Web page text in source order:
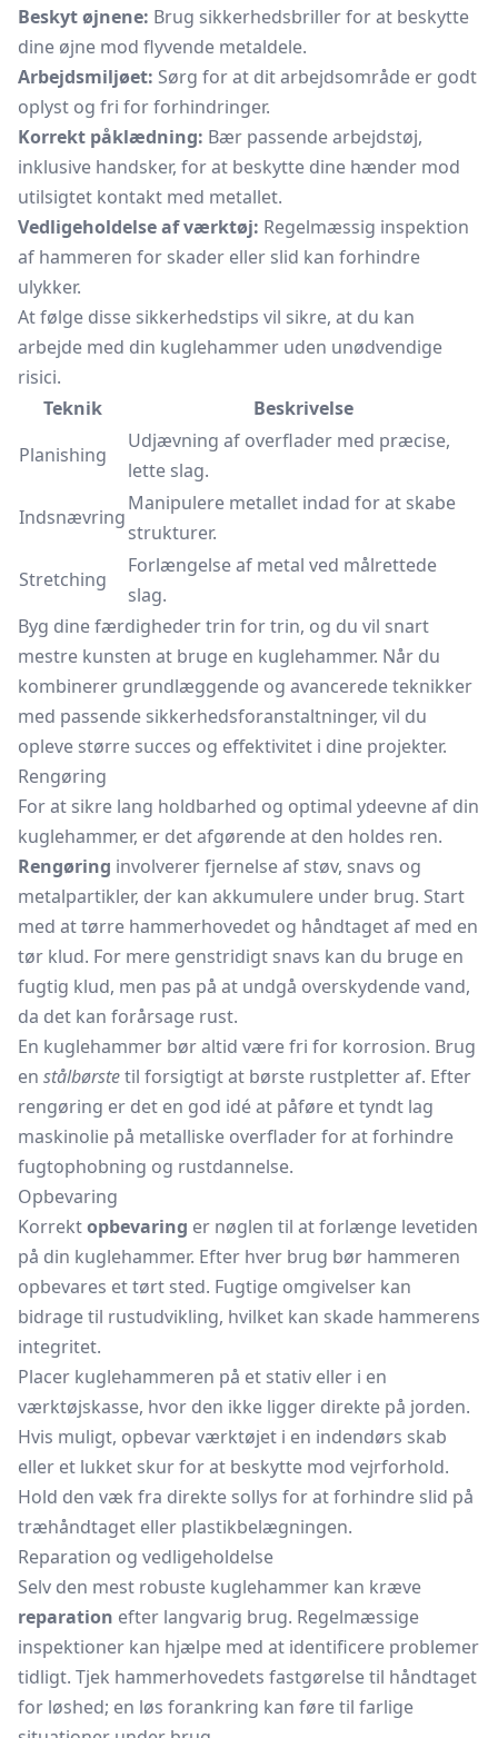
Beskyt øjnene: Brug sikkerhedsbriller for at beskytte
dine øjne mod flyvende metaldele.
Arbejdsmiljøet: Sørg for at dit arbejdsområde er godt
oplyst og fri for forhindringer.
Korrekt påklædning: Bær passende arbejdstøj,
inklusive handsker, for at beskytte dine hænder mod
utilsigtet kontakt med metallet.
Vedligeholdelse af værktøj: Regelmæssig inspektion
af hammeren for skader eller slid kan forhindre
ulykker.
At følge disse sikkerhedstips vil sikre, at du kan
arbejde med din kuglehammer uden unødvendige
risici.
Teknik
Beskrivelse
Planishing
Udjævning af overflader med præcise,
lette slag.
Indsnævring
Manipulere metallet indad for at skabe
strukturer.
Stretching
Forlængelse af metal ved målrettede
slag.
Byg dine færdigheder trin for trin, og du vil snart
mestre kunsten at bruge en kuglehammer. Når du
kombinerer grundlæggende og avancerede teknikker
med passende sikkerhedsforanstaltninger, vil du
opleve større succes og effektivitet i dine projekter.
Rengøring
For at sikre lang holdbarhed og optimal ydeevne af din
kuglehammer, er det afgørende at den holdes ren.
Rengøring involverer fjernelse af støv, snavs og
metalpartikler, der kan akkumulere under brug. Start
med at tørre hammerhovedet og håndtaget af med en
tør klud. For mere genstridigt snavs kan du bruge en
fugtig klud, men pas på at undgå overskydende vand,
da det kan forårsage rust.
En kuglehammer bør altid være fri for korrosion. Brug
en stålbørstetil forsigtigt at børste rustpletter af. Efter
rengøring er det en god idé at påføre et tyndt lag
maskinolie på metalliske overflader for at forhindre
fugtophobning og rustdannelse.
Opbevaring
Korrektopbevaring er nøglen til at forlænge levetiden
på din kuglehammer. Efter hver brug bør hammeren
opbevares et tørt sted. Fugtige omgivelser kan
bidrage til rustudvikling, hvilket kan skade hammerens
integritet.
Placer kuglehammeren på et stativ eller i en
værktøjskasse, hvor den ikke ligger direkte på jorden.
Hvis muligt, opbevar værktøjet i en indendørs skab
eller et lukket skur for at beskytte mod vejrforhold.
Hold den væk fra direkte sollys for at forhindre slid på
træhåndtaget eller plastikbelægningen.
Reparation og vedligeholdelse
Selv den mest robuste kuglehammer kan kræve
reparation efter langvarig brug. Regelmæssige
inspektioner kan hjælpe med at identificere problemer
tidligt. Tjek hammerhovedets fastgørelse til håndtaget
for løshed; en løs forankring kan føre til farlige